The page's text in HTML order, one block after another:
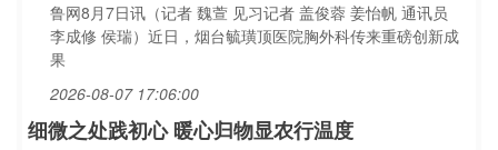
鲁网8月7日讯（记者 魏萱 见习记者 盖俊蓉 姜怡帆 通讯员
李成修 侯瑞）近日，烟台毓璜顶医院胸外科传来重磅创新成
果
2026-08-07 17:06:00
细微之处践初心 暖心归物显农行温度